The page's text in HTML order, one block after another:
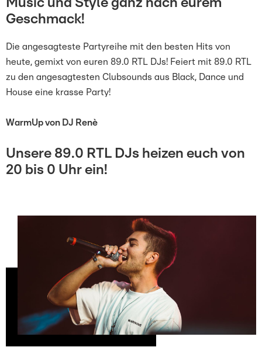
Geschmack!
Die angesagteste Partyreihe mit den besten Hits von
heute, gemixt von euren 89.0 RTL DJs! Feiert mit 89.0 RTL
zu den angesagtesten Clubsounds aus Black, Dance und
House eine krasse Party!
WarmUp von DJ Renè
Unsere 89.0 RTL DJs heizen euch von
20 bis 0 Uhr ein!